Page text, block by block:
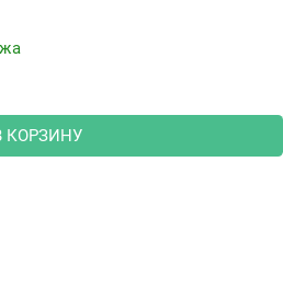
КОРЗИНУ